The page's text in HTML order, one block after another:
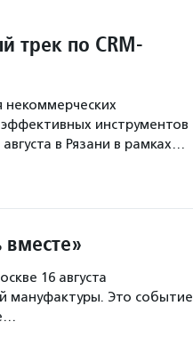
трек по CRM-
некоммерческих
инструментов
в Рязани в рамках…
16 августа
мануфактуры. Это событие